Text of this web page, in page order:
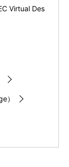
Virtual Des
）